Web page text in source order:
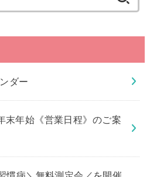
索:
ダー
末年始《営業日程》のご案